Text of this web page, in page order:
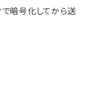
暗号化してから送